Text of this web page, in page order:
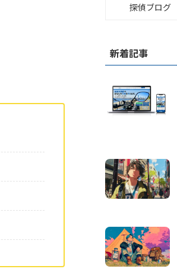
探偵ブログ
新着記事